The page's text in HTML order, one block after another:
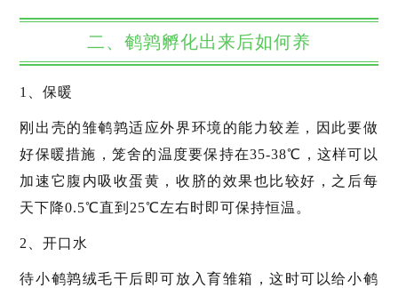
二、鹌鹑孵化出来后如何养
1、保暖
刚出壳的雏鹌鹑适应外界环境的能力较差，因此要做
好保暖措施，笼舍的温度要保持在35-38℃，这样可以
加速它腹内吸收蛋黄，收脐的效果也比较好，之后每
天下降0.5℃直到25℃左右时即可保持恒温。
2、开口水
待小鹌鹑绒毛干后即可放入育雏箱，这时可以给小鹌